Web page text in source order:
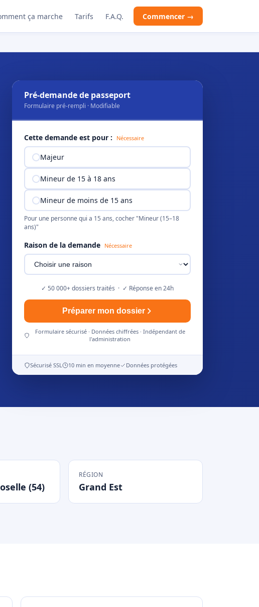
ça marche Tarifs F.A.Q. Commencer →
Pré-demande de passeport
Formulaire pré-rempli · Modifiable
Cette demande est pour : Nécessaire
Majeur
Mineur de 15 à 18 ans
Mineur de moins de 15 ans
Pour une personne qui a 15 ans, cocher "Mineur (15–18
ans)"
Raison de la demande Nécessaire
✓ 50 000+ dossiers traités · ✓ Réponse en 24h
Préparer mon dossier
Formulaire sécurisé · Données chiffrées · Indépendant de
l'administration
Sécurisé SSL 10 min en moyenne Données protégées
(54)
RÉGION
Grand Est